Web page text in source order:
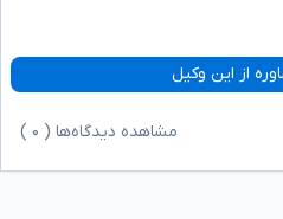
از این وکیل
مشاهده دیدگاه‌ها ( ۰